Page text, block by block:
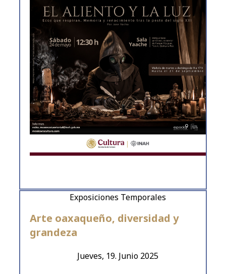
Jueves, 19. Junio 2025
Arte oaxaqueño, diversidad y
grandeza
Exposiciones Temporales